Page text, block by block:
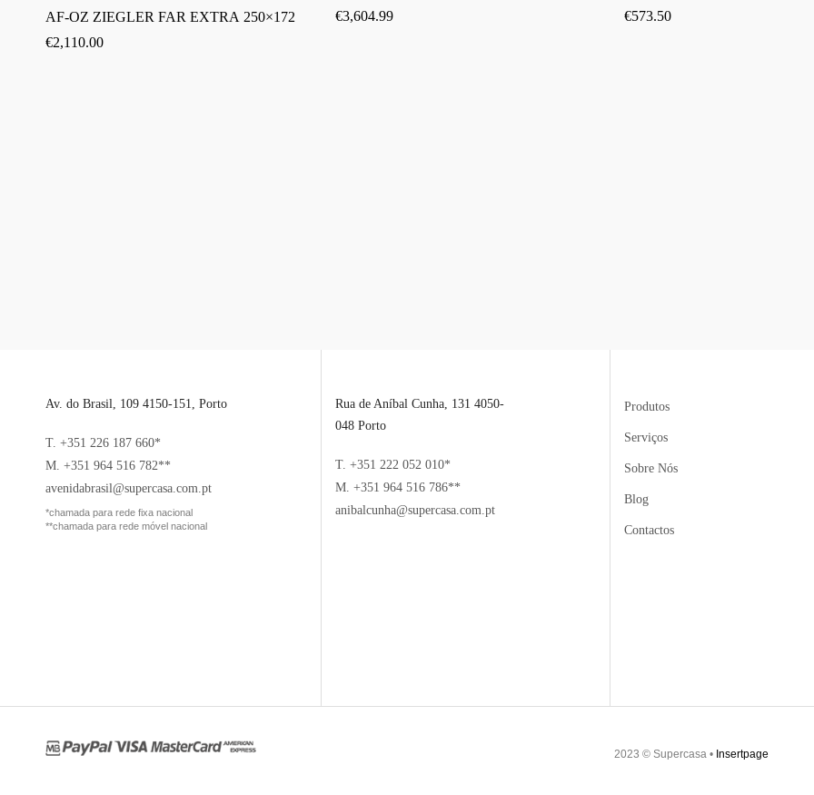
AF-OZ ZIEGLER FAR EXTRA 250×172
€2,110.00
€3,604.99
€573.50
Av. do Brasil, 109 4150-151, Porto
T. +351 226 187 660*
M. +351 964 516 782**
avenidabrasil@supercasa.com.pt
*chamada para rede fixa nacional
**chamada para rede móvel nacional
Rua de Aníbal Cunha, 131 4050-
048 Porto
T. +351 222 052 010*
M. +351 964 516 786**
anibalcunha@supercasa.com.pt
Produtos
Serviços
Sobre Nós
Blog
Contactos
2023 © Supercasa • Insertpage